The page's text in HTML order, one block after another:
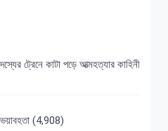
ট্রেনে কাটা পড়ে আত্মহত্যার কাহিনী
(4,908)